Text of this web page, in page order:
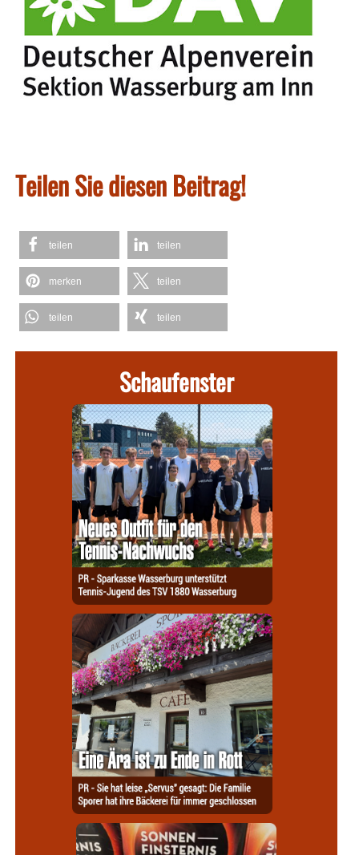
Teilen Sie diesen Beitrag!
teilen teilen
merken teilen
teilen teilen
Schaufenster